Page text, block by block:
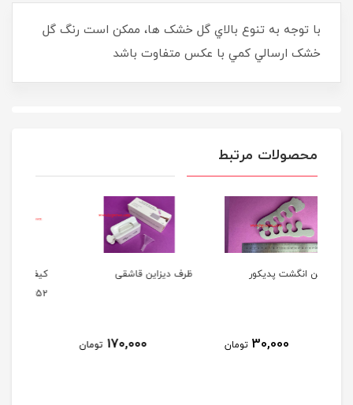
با توجه به تنوع بالاي گل خشک ها، ممکن است رنگ گل
خشک ارسالي کمي با عکس متفاوت باشد
محصولات مرتبط
ظرف دیزاین قاشقی
170,000
کیف لوازم کاشت ناخن کد
1,490,000